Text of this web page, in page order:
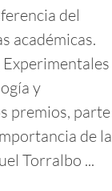
del
académicas.
y
premios, parte
de la
Torralbo ...